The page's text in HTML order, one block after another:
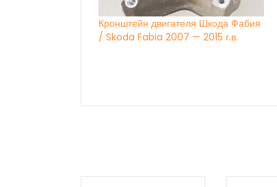
Кронштейн двигателя Шкода Фабия
/ Skoda Fabia 2007 — 2015 г.в.